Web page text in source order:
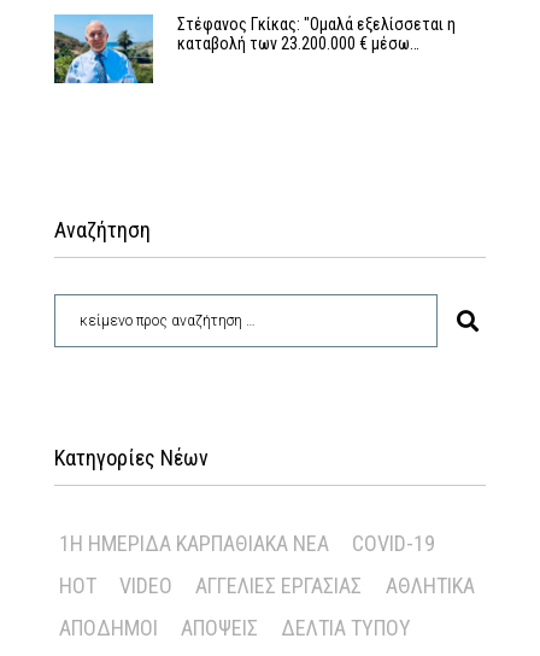
Στέφανος Γκίκας: "Ομαλά εξελίσσεται η
καταβολή των 23.200.000 € μέσω…
Αναζήτηση
Κατηγορίες Νέων
1Η ΗΜΕΡΊΔΑ ΚΑΡΠΑΘΙΑΚΆ ΝΈΑ
COVID-19
HOT
VIDEO ΑΓΓΕΛΊΕΣ ΕΡΓΑΣΊΑΣ
ΑΘΛΗΤΙΚΆ
ΑΠΌΔΗΜΟΙ
ΑΠΌΨΕΙΣ
ΔΕΛΤΊΑ ΤΎΠΟΥ